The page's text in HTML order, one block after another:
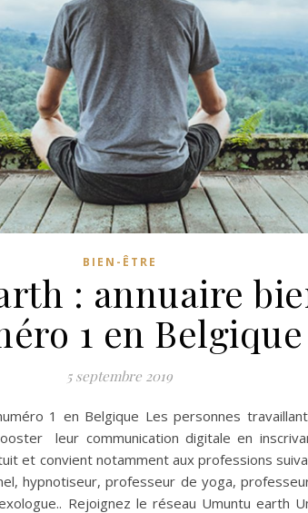
BIEN-ÊTRE
: annuaire
1 en Belgique
5 septembre 2019
1 en Belgique Les personnes
leur communication digitale en
et convient notamment aux professions
hypnotiseur, professeur de yoga,
Rejoignez le réseau Umuntu earth